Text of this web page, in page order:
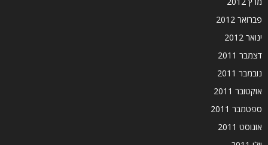
פברואר 2012
ינואר 2012
דצמבר 2011
נובמבר 2011
אוקטובר 2011
ספטמבר 2011
אוגוסט 2011